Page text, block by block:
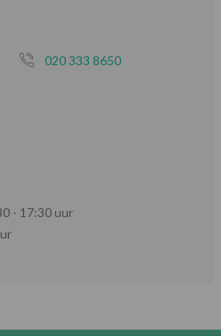
020 333 8650
- 17:30 uur